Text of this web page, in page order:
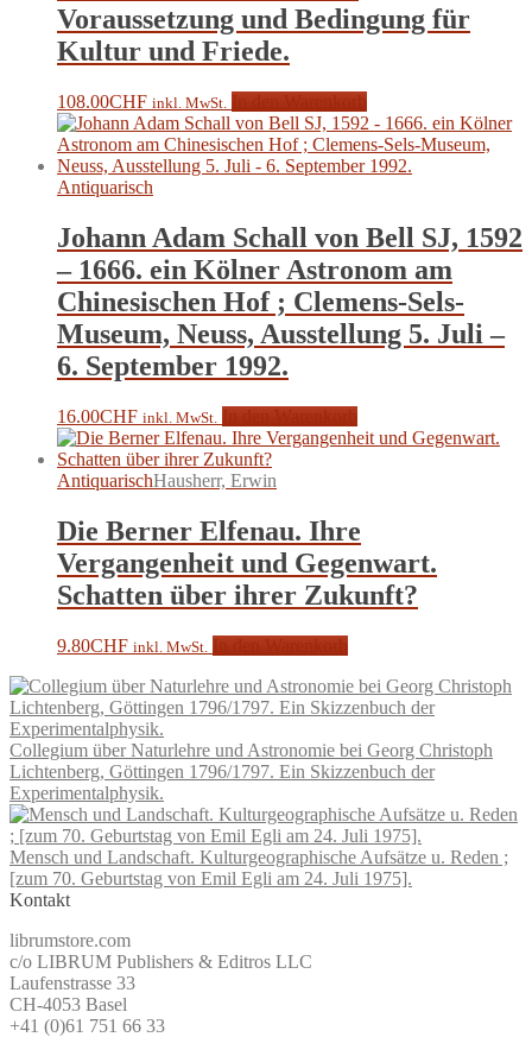
Voraussetzung und Bedingung für
Kultur und Friede.
108.00CHF inkl. MwSt.
Antiquarisch
Johann Adam Schall von Bell SJ, 1592
– 1666. ein Kölner Astronom am
Chinesischen Hof ; Clemens-Sels-
Museum, Neuss, Ausstellung 5. Juli –
6. September 1992.
16.00CHF inkl. MwSt.
AntiquarischHausherr, Erwin
Die Berner Elfenau. Ihre
Vergangenheit und Gegenwart.
Schatten über ihrer Zukunft?
9.80CHF inkl. MwSt.
Collegium über Naturlehre und Astronomie bei Georg Christoph
Lichtenberg, Göttingen 1796/1797. Ein Skizzenbuch der
Experimentalphysik.
Mensch und Landschaft. Kulturgeographische Aufsätze u. Reden ;
[zum 70. Geburtstag von Emil Egli am 24. Juli 1975].
Kontakt
librumstore.com
c/o LIBRUM Publishers & Editros LLC
Laufenstrasse 33
CH-4053 Basel
+41 (0)61 751 66 33